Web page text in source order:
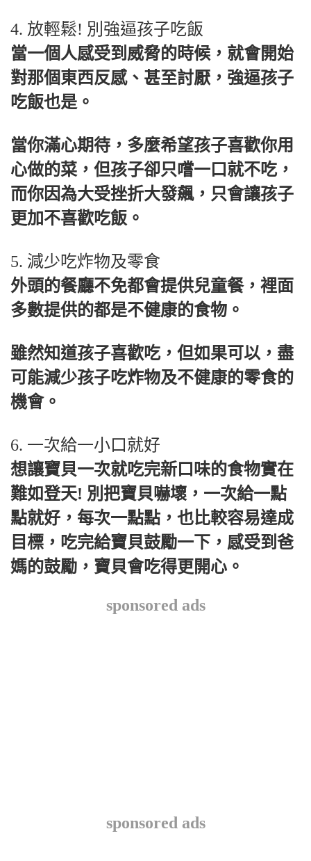
4. 放輕鬆! 別強逼孩子吃飯
當一個人感受到威脅的時候，就會開始
對那個東西反感、甚至討厭，強逼孩子
吃飯也是。
當你滿心期待，多麼希望孩子喜歡你用
心做的菜，但孩子卻只嚐一口就不吃，
而你因為大受挫折大發飆，只會讓孩子
更加不喜歡吃飯。
5. 減少吃炸物及零食
外頭的餐廳不免都會提供兒童餐，裡面
多數提供的都是不健康的食物。
雖然知道孩子喜歡吃，但如果可以，盡
可能減少孩子吃炸物及不健康的零食的
機會。
6. 一次給一小口就好
想讓寶貝一次就吃完新口味的食物實在
難如登天! 別把寶貝嚇壞，一次給一點
點就好，每次一點點，也比較容易達成
目標，吃完給寶貝鼓勵一下，感受到爸
媽的鼓勵，寶貝會吃得更開心。
sponsored ads
sponsored ads